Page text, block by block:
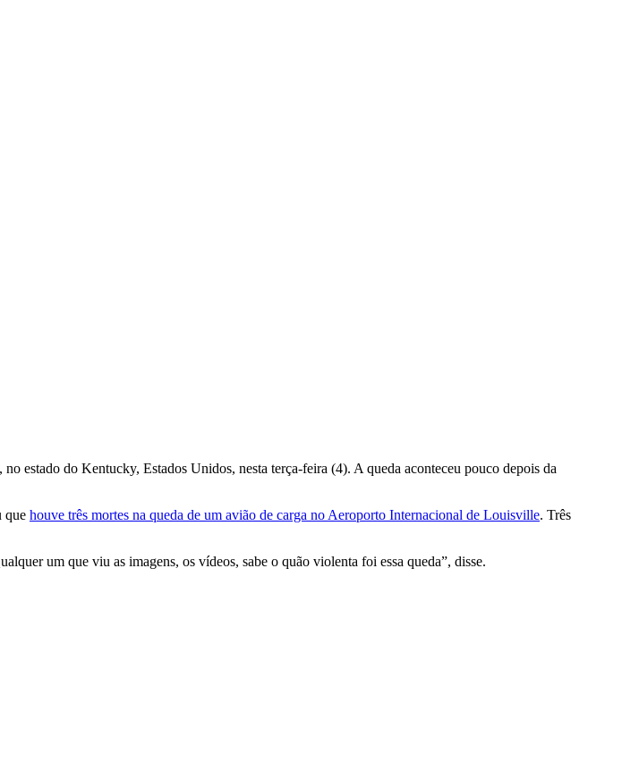
, no estado do Kentucky, Estados Unidos, nesta terça-feira (4). A queda aconteceu pouco depois da
que houve três mortes na queda de um avião de carga no Aeroporto Internacional de Louisville. Três
um que viu as imagens, os vídeos, sabe o quão violenta foi essa queda”, disse.